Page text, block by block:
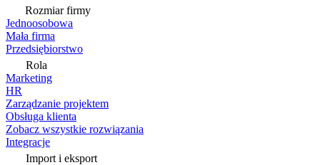
Rozmiar firmy
Jednoosobowa
Mała firma
Przedsiębiorstwo
Rola
Marketing
HR
Zarządzanie projektem
Obsługa klienta
Zobacz wszystkie rozwiązania
Integracje
Import i eksport